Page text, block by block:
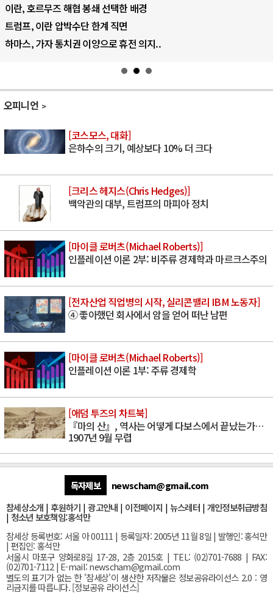
AI 데이터센터 반대 투쟁은 새로운 글로..
AI의 숨은 환경 비용: 데이터센터 확산..
AI는 어떻게 미국 민주주의를 잠식하고 ..
오피니언
[코스모스, 대화]
은하수의 크기, 예상보다 10% 더 크다
[크리스 헤지스(Chris Hedges)]
백악관의 대부, 트럼프의 마피아 정치
[마이클 로버츠(Michael Roberts)]
인플레이션 이론 2부: 비주류 경제학과 마르크스주의
[전자산업 직업병의 시작, 실리콘밸리 IBM 노동자]
④ 좋아했던 회사에서 암을 얻어 떠난 남편
[마이클 로버츠(Michael Roberts)]
인플레이션 이론 1부: 주류 경제학
[애덤 투즈의 차트북]
『마의 산』, 역사는 어떻게 다보스에서 끝났는가…
1907년 9월 무렵
독자제보
newscham@gmail.com
참세상소개 | 후원하기 |광고안내 | 이전페이지 | 뉴스레터| 개인정보취급방침
| 청소년 보호책임:홍석만
참세상 등록번호: 서울 아 00111 | 등록일자: 2005년 11월 8일 | 발행인: 홍석만
| 편집인: 홍석만
서울시 마포구 양화로8길 17-28, 2층 2015호| TEL: (02)701-7688 | FAX:
(02)701-7112 | E-mail:newscham@gmail.com
별도의 표기가 없는 한 '참세상'이 생산한 저작물은 정보공유라이선스 2.0 : 영
리금지를 따릅니다. [정보공유 라이선스]